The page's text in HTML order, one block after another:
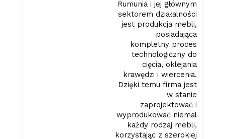
Rumunia i jej głównym
sektorem działalności
jest produkcja mebli,
posiadająca
kompletny proces
technologiczny do
cięcia, oklejania
krawędzi i wiercenia.
Dzięki temu firma jest
w stanie
zaprojektować i
wyprodukować niemal
każdy rodzaj mebli,
korzystając z szerokiej